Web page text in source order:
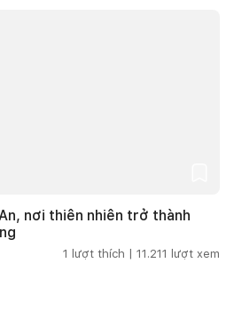
nơi thiên nhiên trở thành
1 lượt thích | 11.211 lượt xem